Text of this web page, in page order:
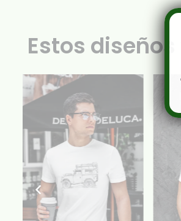
Estos